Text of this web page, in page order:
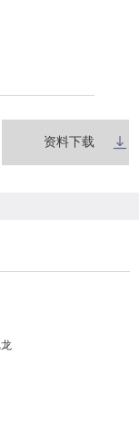
资料下载